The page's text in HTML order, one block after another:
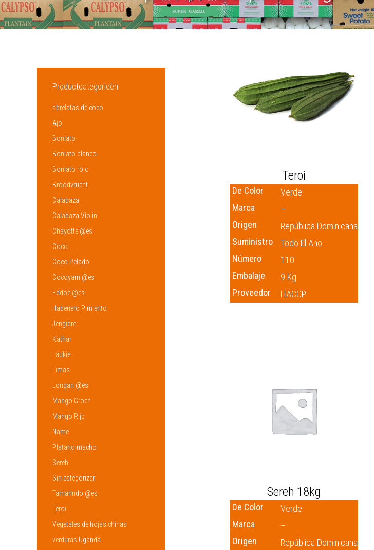
Teroi
De Color
Verde
Marca
–
Origen
República Dominicana
Suministro
Todo El Ano
Número
110
Embalaje
9 Kg
Proveedor
HACCP
Sereh 18kg
De Color
Verde
Marca
–
Origen
República Dominicana
Productcategorieën
abrelatas de coco
Ajo
Boniato
Boniato blanco
Boniato rojo
Broodvrucht
Calabaza
Calabaza Violin
Chayotte @es
Coco
Coco Pelado
Cocoyam @es
Eddoe @es
Habenero Pimiento
Jengibre
Kathar
Laukie
Limas
Longan @es
Mango Groen
Mango Rijp
Name
Platano macho
Sereh
Sin categorizar
Tamarindo @es
Teroi
Vegetales de hojas chinas
verduras Uganda